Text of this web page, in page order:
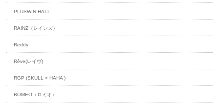
PLUSWIN HALL
RAINZ（レインズ）
Reddy
Rêve(レイヴ)
RGP (SKULL × HAHA )
ROMEO（ロミオ）